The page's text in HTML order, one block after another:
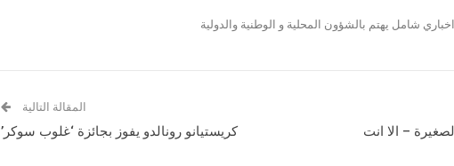
شامل يهتم بالشؤون المحلية و الوطنية والدولية
– الا انت
المقالة التالية
كريستيانو رونالدو يفوز بجائزة ‘غلوب سوكر’